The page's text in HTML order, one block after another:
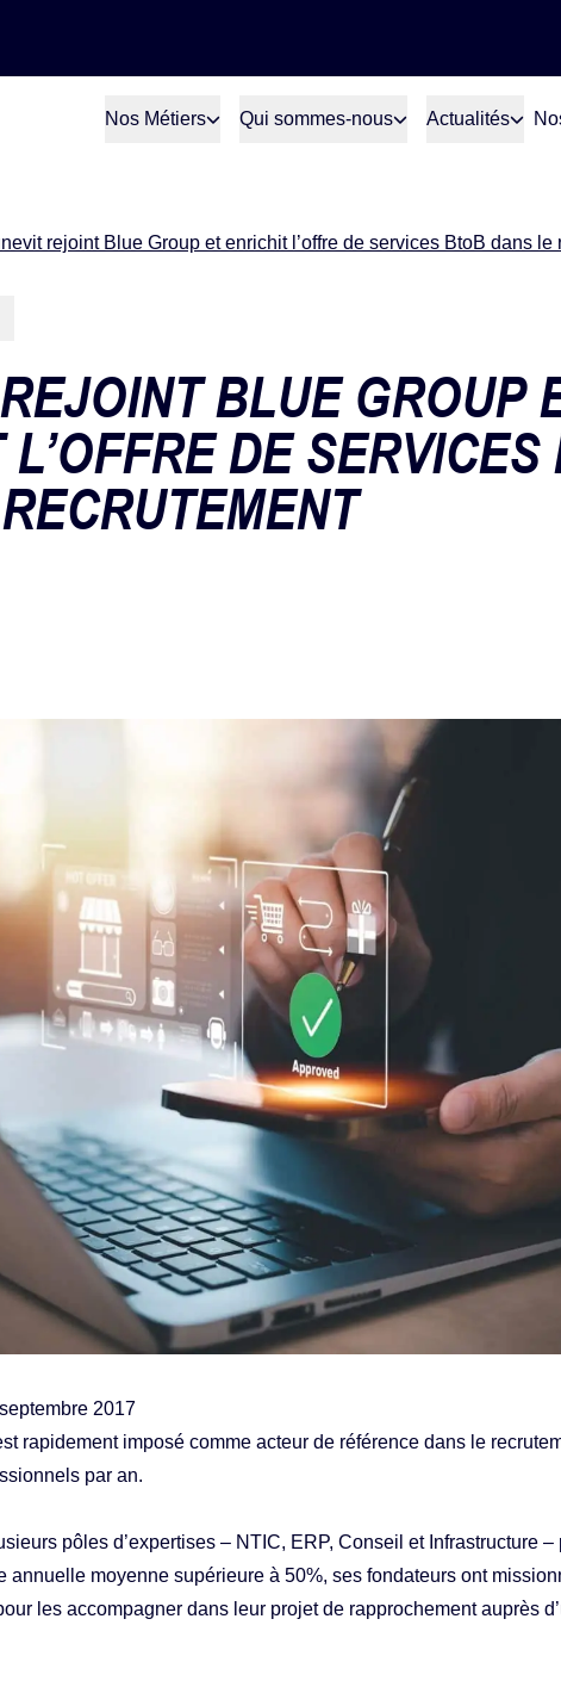
Nos Métiers Qui sommes-nous Actualités
rejoint Blue Group et enrichit l’offre de services BtoB dans le
BLUE GROUP
DE
2017
rapidement imposé comme acteur de référence dans le
par an.
pôles d’expertises – NTIC, ERP, Conseil et Infrastructure
annuelle moyenne supérieure à 50%, ses fondateurs ont
les accompagner dans leur projet de rapprochement auprès